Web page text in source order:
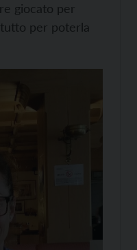
giocato per
per poterla